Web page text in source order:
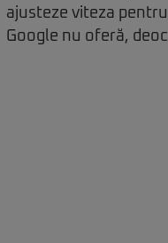
ajusteze viteza
Google nu oferă,